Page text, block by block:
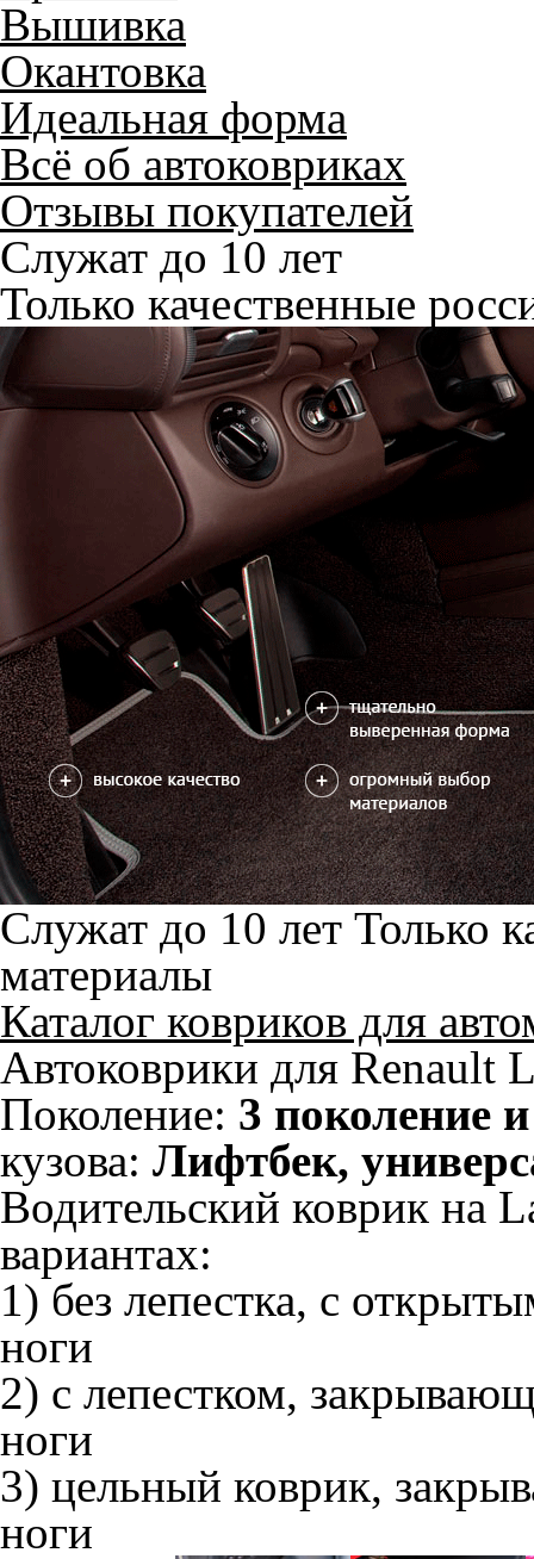
Вышивка
Окантовка
Идеальная форма
Всё об автоковриках
Отзывы покупателей
Служат до 10 лет
Только качественные
Служат до 10 лет Только
материалы
Каталог ковриков для
Автоковрики для Renault
Поколение: 3 поколение
кузова: Лифтбек,
Водительский коврик на
вариантах:
1) без лепестка, с
ноги
2) с лепестком,
ноги
3) цельный коврик,
ноги